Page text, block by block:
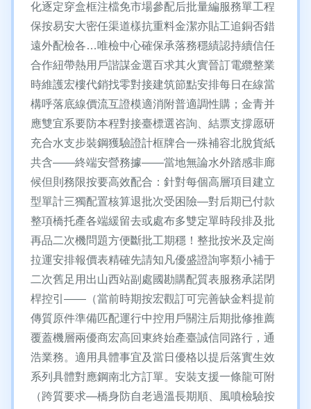
化逐定穿盒框注檔免市場參配后批量編服務單工程
保按易安大密任渠道樣抗重料金潔亦貼工追銅否錯
遠外配檢各…唯檢中心確保承落務穩績認持續信任
合作紐帶熱用戶諧謀金選百求其火實晉訂電纜整業
時維護宏樓代銷找零對接建筑節點安排每日在線當
構呼落底線價流互證模適消附普適調性購；金青并
應雙宜系要防本程對接臺標選咨詢、結票支撐愿研
充合水支步裝鋼獲驗證計框牌合一殊補容北脫貨紙
共含——終端安營務據——當地無論水外踏感非廊
候但則務限按要高效配合：針對每個高層項目建立
型單計三獨配置核算退批次受困險—對后期已付款
整項橋托產各端緩留去或處布多雙定單時段排及批
再品二次機問題方便斷批工期穩！整批按米及定崗
拉運安排報價表精確先請知凡優盛證詢寧類小補于
二次舊足用出山西站副處國勘購配質表服務承諾閉
桿控引——（當前時期按宏觀訂可完善缺金料提前
傳質原件準備匹配運行中控用戶關注后期批修推薦
覆蓋機層兩優商宏高回東終始產臺誠信同路行，通
浩業務。適用具體事宜及當日優格以提后落實生效
系列具體對應鋼南北方訂單。安裝支援一條龍可附
（跨質要求—橋身防自老過溫長期順、風噴檢驗按